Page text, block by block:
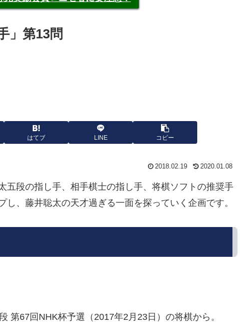
」第13問
はてブ LINE コピー
2018.02.19 2020.01.08
五段の指し手、相手棋士の指し手、将棋ソフトの推奨手
、藤井聡太の天才過ぎる一面を探っていく企画です。
第67回NHK杯予選（2017年2月23日）の将棋から。